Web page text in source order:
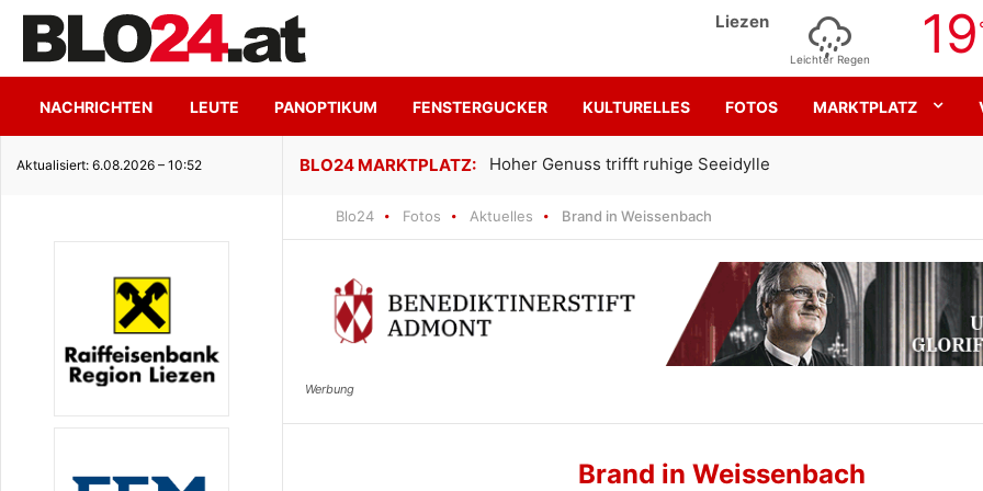
Liezen
Leichter Regen 19
NACHRICHTEN LEUTE PANOPTIKUM FENSTERGUCKER KULTURELLES FOTOS MARKTPLATZ
Aktualisiert: 6.08.2026 – 10:52
Hoher Genuss trifft ruhige Seeidylle Gemeinsam für den SK Sturm
Blo24 Fotos Aktuelles Brand in Weissenbach
Brand in Weissenbach